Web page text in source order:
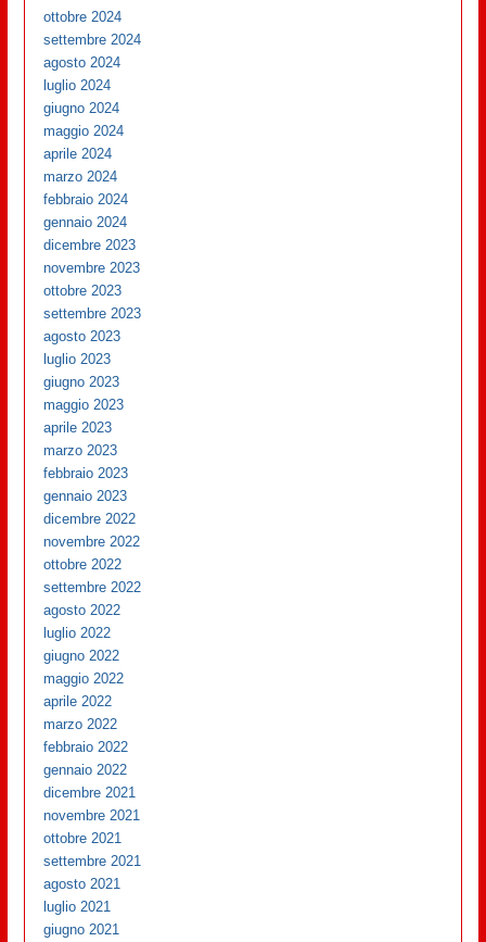
ottobre 2024
settembre 2024
agosto 2024
luglio 2024
giugno 2024
maggio 2024
aprile 2024
marzo 2024
febbraio 2024
gennaio 2024
dicembre 2023
novembre 2023
ottobre 2023
settembre 2023
agosto 2023
luglio 2023
giugno 2023
maggio 2023
aprile 2023
marzo 2023
febbraio 2023
gennaio 2023
dicembre 2022
novembre 2022
ottobre 2022
settembre 2022
agosto 2022
luglio 2022
giugno 2022
maggio 2022
aprile 2022
marzo 2022
febbraio 2022
gennaio 2022
dicembre 2021
novembre 2021
ottobre 2021
settembre 2021
agosto 2021
luglio 2021
giugno 2021